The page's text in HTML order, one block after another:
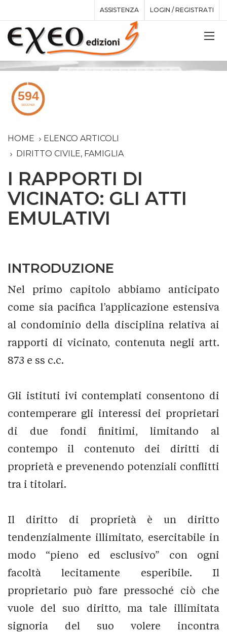
ASSISTENZA LOGIN / REGISTRATI
HOME
ELENCO ARTICOLI
DIRITTO CIVILE, FAMIGLIA
I RAPPORTI DI
VICINATO: GLI ATTI
EMULATIVI
INTRODUZIONE
Nel primo capitolo abbiamo anticipato
come sia pacifica l’applicazione estensiva
al condominio della disciplina relativa ai
rapporti di vicinato, contenuta negli artt.
873 e ss c.c.
Gli istituti ivi contemplati consentono di
contemperare gli interessi dei proprietari
di due fondi finitimi, limitando al
contempo il contenuto dei diritti di
proprietà e prevenendo potenziali conflitti
tra i titolari.
Il diritto di proprietà è un diritto
tendenzialmente illimitato, esercitabile in
modo “pieno ed esclusivo” con ogni
facoltà lecitamente esperibile. Il
proprietario può fare pressoché ciò che
vuole del suo diritto, ma tale illimitata
signoria del suo volere incontra